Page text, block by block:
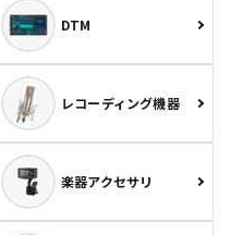
DTM
レコーディング機器
楽器アクセサリ